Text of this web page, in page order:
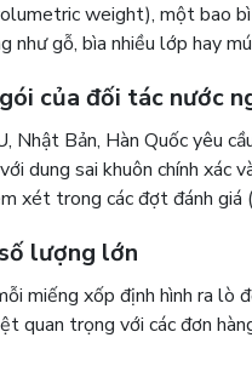
weight), một bao
như gỗ, bìa nhiều lớp hay
của đối tác nước
Nhật Bản, Hàn Quốc yêu
dung sai khuôn chính
xét trong các đợt đánh giá
lượng lớn
miếng xốp định hình ra lò
quan trọng với các đơn